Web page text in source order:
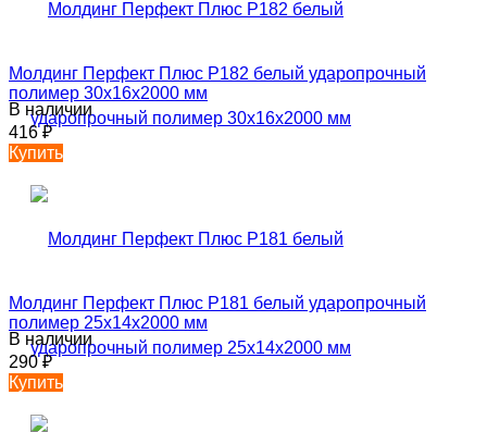
Молдинг Перфект Плюс P182 белый ударопрочный
полимер 30х16х2000 мм
В наличии
416₽
Купить
Молдинг Перфект Плюс P181 белый ударопрочный
полимер 25х14х2000 мм
В наличии
290₽
Купить